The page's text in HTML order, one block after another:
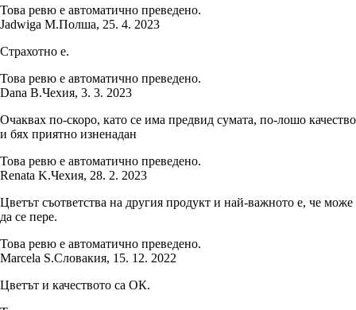
Това ревю е автоматично преведено.
Jadwiga M.Полша, 25. 4. 2023
Страхотно е.
Това ревю е автоматично преведено.
Dana B.Чехия, 3. 3. 2023
Очаквах по-скоро, като се има предвид сумата, по-лошо качество
и бях приятно изненадан
Това ревю е автоматично преведено.
Renata K.Чехия, 28. 2. 2023
Цветът съответства на другия продукт и най-важното е, че може
да се пере.
Това ревю е автоматично преведено.
Marcela S.Словакия, 15. 12. 2022
Цветът и качеството са ОК.